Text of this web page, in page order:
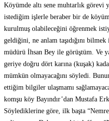
Köyümde altı sene muhtarlık görevi
istediğim işlerle beraber bir de
kurulmuş olabileceğini öğrenmek
geldiğini, ne anlam taşıdığını
müdürü İhsan Bey ile görüştüm. Ve
geriye doğru dört karına (kuşak)
mümkün olmayacağını söyledi.
ettiğim bilgiler ulaşmamı
komşu köy Bayındır’dan Mustafa
Söylediklerine göre, ilk başta